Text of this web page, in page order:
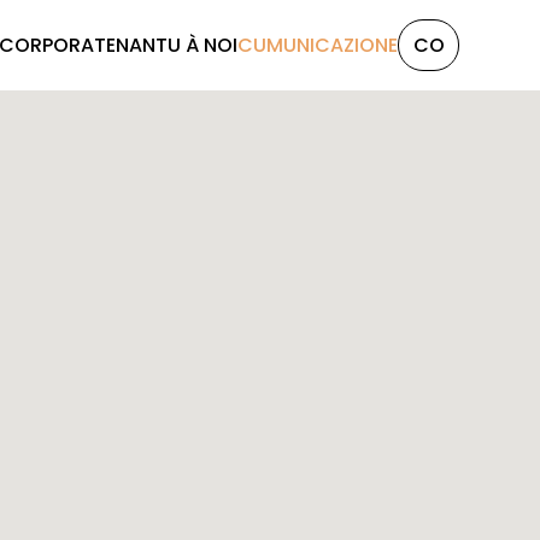
NANTU À NOICUMUNICAZIONE CO